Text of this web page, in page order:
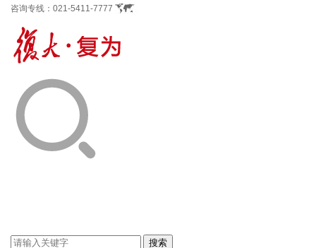
咨询专线： 021-5411-7777